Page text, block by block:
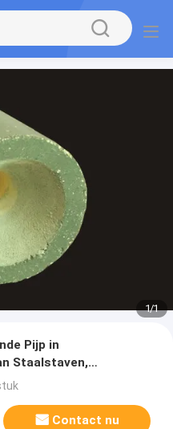
1/1
Pijp in
Staalstaven,
Contact nu